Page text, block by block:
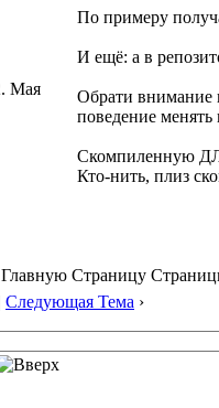
Мая
По примеру
И ещё: а в
Обрати внимание
поведение менять
Скомпиленную
Кто-нить, плиз
Следующая Тема ›